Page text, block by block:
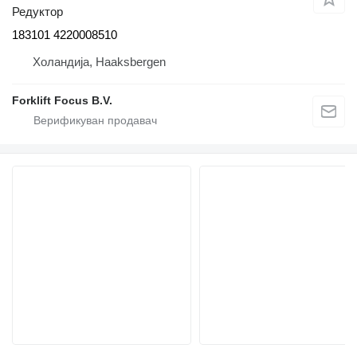
Редуктор
183101 4220008510
Холандија, Haaksbergen
Forklift Focus B.V.